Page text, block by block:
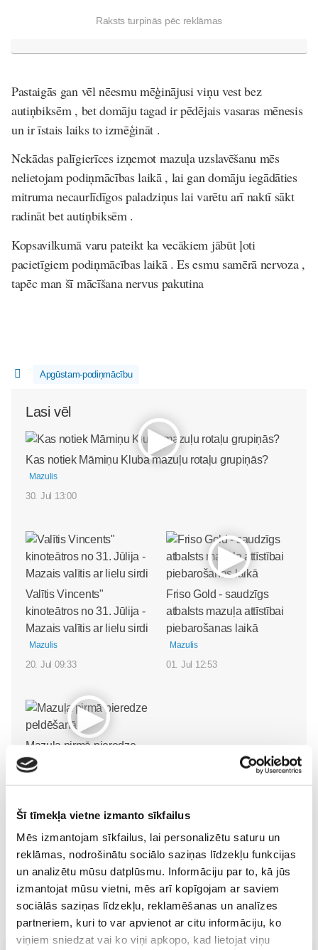
Šī tīmekļa vietne izmanto sīkfailus
Mēs izmantojam sīkfailus, lai personalizētu saturu un
reklāmas, nodrošinātu sociālo saziņas līdzekļu funkcijas
un analizētu mūsu datplūsmu. Informāciju par to, kā jūs
izmantojat mūsu vietni, mēs arī kopīgojam ar saviem
sociālās saziņas līdzekļu, reklamēšanas un analīzes
partneriem, kuri to var apvienot ar citu informāciju, ko
viņiem sniedzat vai ko viņi apkopo, kad lietojat viņu
Raksts turpinās pēc reklāmas
Pastaigās gan vēl nēesmu mēģinājusi viņu vest bez
autiņbiksēm , bet domāju tagad ir pēdējais vasaras mēnesis
un ir īstais laiks to izmēģināt .
Nekādas palīgierīces izņemot mazuļa uzslavēšanu mēs
nelietojam podiņmācības laikā , lai gan domāju iegādāties
mitruma necaurlīdīgos paladziņus lai varētu arī naktī sākt
radināt bet autiņbiksēm .
Kopsavilkumā varu pateikt ka vecākiem jābūt ļoti
pacietīgiem podiņmācības laikā . Es esmu samērā nervoza ,
tapēc man šī mācīšana nervus pakutina
Apgūstam-podiņmācību
Lasi vēl
Kas notiek Māmiņu Kluba mazuļu rotaļu grupiņās?
Mazulis
30. Jul 13:00
Valītis Vincents"
kinoteātros no 31. Jūlija -
Mazais valītis ar lielu sirdi
Mazulis
20. Jul 09:33
Friso Gold - saudzīgs
atbalsts mazuļa attīstībai
piebarošanas laikā
Mazulis
01. Jul 12:53
Mazuļa pirmā pieredze
peldēšanā